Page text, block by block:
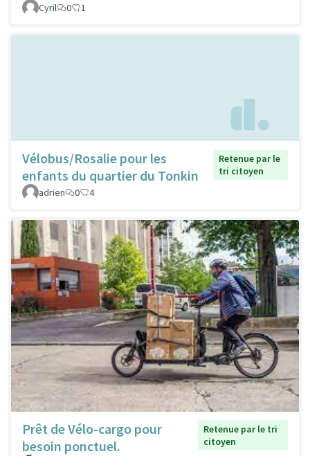
Cyril
0 1
Vélobus/Rosalie pour les
enfants du quartier du Tonkin
Retenue par le
tri citoyen
adrien
0 4
Prêt de Vélo-cargo pour
besoin ponctuel.
Retenue par le tri
citoyen